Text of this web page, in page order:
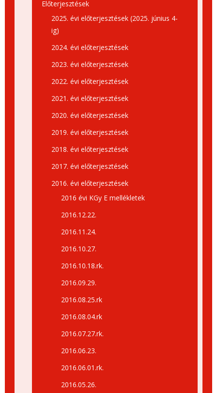
Előterjesztések
2025. évi előterjesztések (2025. június 4-
ig)
2024. évi előterjesztések
2023. évi előterjesztések
2022. évi előterjesztések
2021. évi előterjesztések
2020. évi előterjesztések
2019. évi előterjesztések
2018. évi előterjesztések
2017. évi előterjesztések
2016. évi előterjesztések
2016 évi KGy E mellékletek
2016.12.22.
2016.11.24.
2016.10.27.
2016.10.18.rk.
2016.09.29.
2016.08.25.rk
2016.08.04.rk
2016.07.27.rk.
2016.06.23.
2016.06.01.rk.
2016.05.26.